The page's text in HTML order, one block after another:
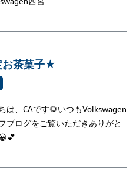
茶菓子★
は、CAです🌻いつもVolkswagen
ブログをご覧いただきありがと